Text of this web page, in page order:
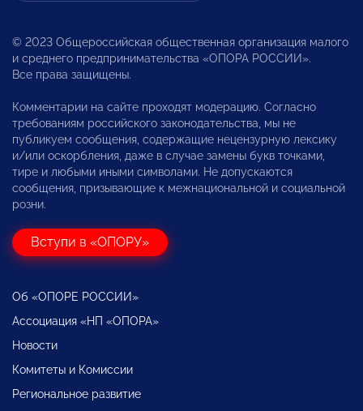
© 2023 Общероссийская общественная организация малого
и среднего предпринимательства «ОПОРА РОССИИ».
Все права защищены.
Комментарии на сайте проходят модерацию. Согласно
требованиям российского законодательства, мы не
публикуем сообщения, содержащие нецензурную лексику
и/или оскорбления, даже в случае замены букв точками,
тире и любыми иными символами. Не допускаются
сообщения, призывающие к межнациональной и социальной
розни.
Вступи в «ОПОРУ»
Об «ОПОРЕ РОССИИ»
Ассоциация «НП «ОПОРА»
Новости
Комитеты и Комиссии
Региональное развитие